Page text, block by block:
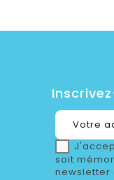
soit
newsletter